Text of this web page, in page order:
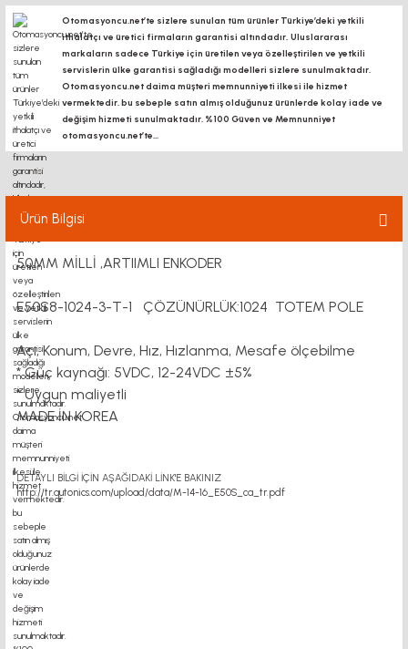
Otomasyoncu.net’te sizlere sunulan tüm ürünler Türkiye’deki yetkili
ithalatçı ve üretici firmaların garantisi altındadır, Uluslararası
markaların sadece Türkiye için üretilen veya özelleştirilen ve yetkili
servislerin ülke garantisi sağladığı modelleri sizlere sunulmaktadır.
Otomasyoncu.net daima müşteri memnunniyeti ilkesi ile hizmet
vermektedir. bu sebeple satın almış olduğunuz ürünlerde kolay iade ve
değişim hizmeti sunulmaktadır. %100 Güven ve Memnunniyet
otomasyoncu.net’te...
Ürün Bilgisi
50MM MİLLİ ,ARTIIMLI ENKODER
E50S8-1024-3-T-1 ÇÖZÜNÜRLÜK:1024 TOTEM POLE
Açı, Konum, Devre, Hız, Hızlanma, Mesafe ölçebilme
* Güç kaynağı: 5VDC, 12-24VDC ±5%
* Uygun maliyetli
MADE İN KOREA
DETAYLI BİLGİ İÇİN AŞAĞIDAKİ LİNK'E BAKINIZ
http://tr.autonics.com/upload/data/M-14-16_E50S_ca_tr.pdf
motor kaplin fiyatları, sigma profil, 3d yazıcı, kremayer dişli, 45x45 sigma profil,
delta haberleşme kablosu, delta plc fiyat, konveyör bant, kramiyer dişli, mantar
stop, otomatik yağlama sistemleri, rulolu konveyör fiyatları, 12v 50a güç kaynağı,
2kw servo motor, 20x20 sigma profil, 20x20 sigma enkoder